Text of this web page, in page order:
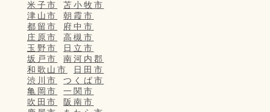
米子市
苫小牧市
津山市
朝霞市
都留市
府中市
庄原市
高槻市
玉野市
日立市
坂戸市
南河内郡
和歌山市
日田市
渋川市
つくば市
亀岡市
一関市
吹田市
阪南市